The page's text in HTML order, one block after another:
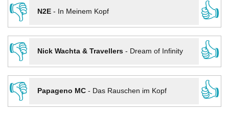
👎
N2E- In Meinem Kopf
👍
👎
Nick Wachta & Travellers- Dream of Infinity
👍
👎
Papageno MC- Das Rauschen im Kopf
👍